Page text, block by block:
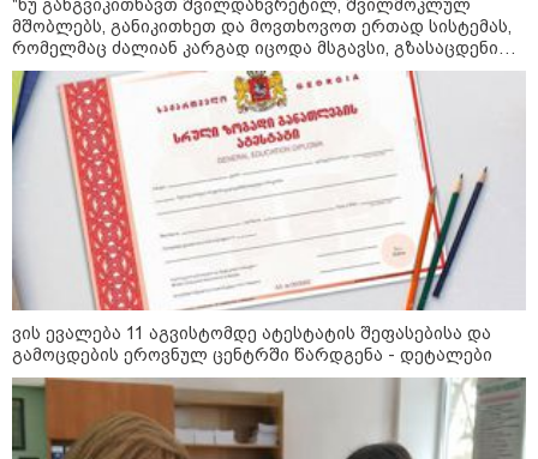
13:24 / 07-08-2026
ევროპაში საწვავის ფასები
მკვეთრად შეიცვალა - რომელ
ქვეყნებშია ბენზინი ყველაზე
ძვირი და ყველაზე იაფი
09:05 / 07-08-2026
მკვლელობა პირდაპირ ეთერში:
ცნობილ "ტიკტოკერს" ლაივის
დროს ესროლეს, ის ადგილზე
გარდაიცვალა - რას ამბობს
მომხდარზე მექსიკის პოლიცია
კატეგორიის ყველა სიახლე
"ნუ განგვიკითხავთ შვილდახვრეტილ, შვილმოკლულ
მშობლებს, განიკითხეთ და მოვთხოვოთ ერთად სისტემას,
რომელმაც ძალიან კარგად იცოდა მსგავსი, გზასაცდენილი
ახალგაზრდების არსებობა და არაფერი გააკეთა მათ
სწორ გზაზე დასაყენებლად…" - იზა ომაძე
ვის ევალება 11 აგვისტომდე ატესტატის შეფასებისა და
გამოცდების ეროვნულ ცენტრში წარდგენა - დეტალები